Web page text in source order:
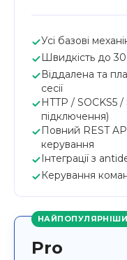
Усі базові
Швидкість до
Віддалена та
сесії
HTTP / SOCKS5
підключення)
Повний REST
керування
Інтеграції з
Керування
Pro